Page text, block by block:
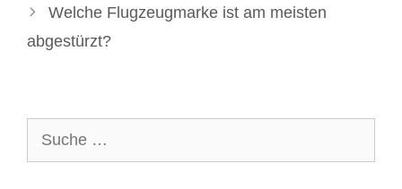
Welche Flugzeugmarke ist am meisten
abgestürzt?
nach: